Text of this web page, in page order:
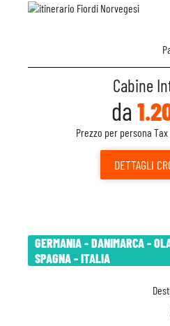
Cabine
da
Prezzo per persona Tax
DETTAGLI
GERMANIA - DANIMARCA -
SPAGNA - ITALIA